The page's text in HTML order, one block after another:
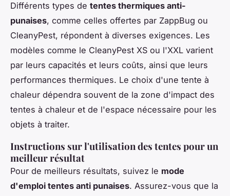
Différents types de tentes thermiques anti-
punaises, comme celles offertes par ZappBug ou
CleanyPest, répondent à diverses exigences. Les
modèles comme le CleanyPest XS ou l'XXL varient
par leurs capacités et leurs coûts, ainsi que leurs
performances thermiques. Le choix d'une tente à
chaleur dépendra souvent de la zone d'impact des
tentes à chaleur et de l'espace nécessaire pour les
objets à traiter.
Instructions sur l'utilisation des tentes pour un
meilleur résultat
Pour de meilleurs résultats, suivez le mode
d'emploi tentes anti punaises. Assurez-vous que la